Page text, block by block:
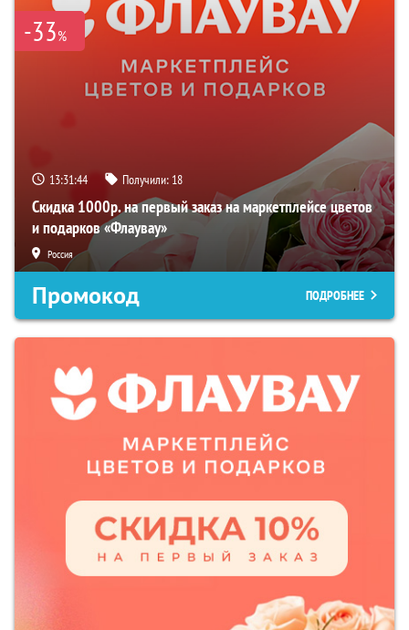
-33%
13:31:43 Получили: 18
Скидка 1000р. на первый заказ на маркетплейсе цветов
и подарков «Флаувау»
Россия
Промокод ПОДРОБНЕЕ